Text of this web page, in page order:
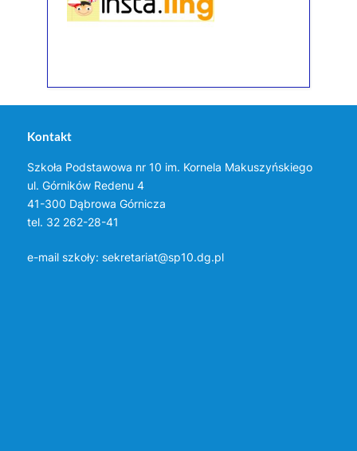
Kontakt
Szkoła Podstawowa nr 10 im. Kornela Makuszyńskiego
ul. Górników Redenu 4
41-300 Dąbrowa Górnicza
tel. 32 262-28-41
e-mail szkoły: sekretariat@sp10.dg.pl